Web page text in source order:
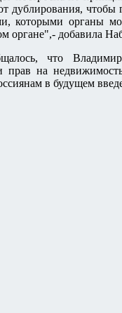
дублирования,
которыми органы
органе",- добавила
что
прав на
в будущем